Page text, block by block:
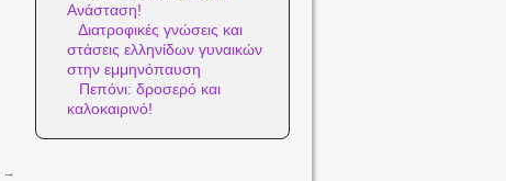
→
Ανάσταση!
Διατροφικές γνώσεις και
στάσεις ελληνίδων γυναικών
στην εμμηνόπαυση
Πεπόνι: δροσερό και
καλοκαιρινό!